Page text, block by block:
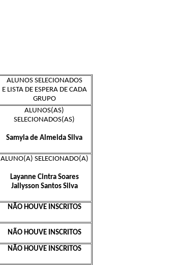
ALUNOS SELECIONADOS
E LISTA DE ESPERA DE CADA
GRUPO
ALUNOS(AS)
SELECIONADOS(AS)
Samyla de Almeida Silva
ALUNO(A) SELECIONADO(A)
Layanne Cintra Soares
Jallysson Santos Silva
NÃO HOUVE INSCRITOS
NÃO HOUVE INSCRITOS
NÃO HOUVE INSCRITOS